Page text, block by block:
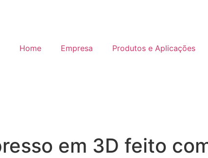
Home Empresa Produtos e Aplicações
em 3D feito